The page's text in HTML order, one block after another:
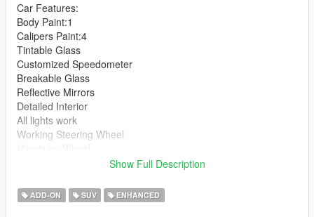
Car Features:
Body Paint:1
Calipers Paint:4
Tintable Glass
Customized Speedometer
Breakable Glass
Reflective Mirrors
Detailed Interior
All lights work
Working Steering Wheel
humev folder goes to:
Show Full Description
ADD-ON SUV ENHANCED